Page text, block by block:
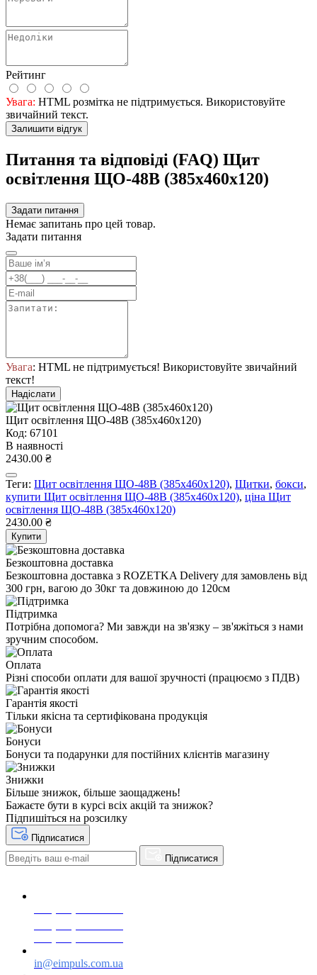
Рейтинг
Увага: HTML розмітка не підтримується. Використовуйте
звичайний текст.
Залишити відгук
Питання та відповіді (FAQ) Щит
оcвiтлення ЩО-48В (385х460х120)
Задати питання
Немає запитань про цей товар.
Задати питання
Увага: HTML не підтримується! Використовуйте звичайний
текст!
Надіслати
Щит оcвiтлення ЩО-48В (385х460х120)
Код: 67101
В наявності
2430.00 ₴
Теги: Щит оcвiтлення ЩО-48В (385х460х120), Щитки, бокси,
купити Щит оcвiтлення ЩО-48В (385х460х120), ціна Щит
оcвiтлення ЩО-48В (385х460х120)
2430.00 ₴
Купити
Безкоштовна доставка
Безкоштовна доставка з ROZETKA Delivery для замовлень від
300 грн, вагою до 30кг та довжиною до 120см
Підтримка
Потрібна допомога? Ми завжди на зв'язку – зв'яжіться з нами
зручним способом.
Оплата
Різні способи оплати для вашої зручності (працюємо з ПДВ)
Гарантія якості
Тільки якісна та сертифікована продукція
Бонуси
Бонуси та подарунки для постійних клієнтів магазину
Знижки
Більше знижок, більше заощаджень!
Бажаєте бути в курсі всіх акцій та знижок?
Підпишіться на розсилку
Підписатися
Підписатися
in@eimpuls.com.ua